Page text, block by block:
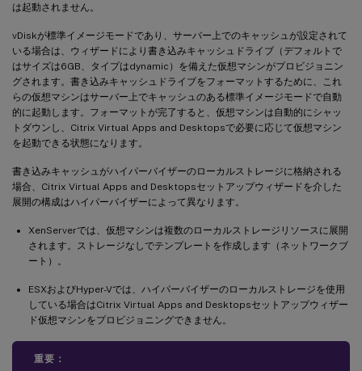
は起動されません。
vDiskが標準イメージモードであり、サーバー上でのキャッシュが設定されて
いる場合は、ウィザードにより書き込みキャッシュドライブ（デフォルトで
はサイズは6GB、タイプはdynamic）を備えた仮想マシンがプロビジョニン
グされます。書き込みキャッシュドライブをフォーマットするために、これ
らの仮想マシンはサーバー上でキャッシュのある標準イメージモードで自動
的に起動します。フォーマットが完了すると、仮想マシンは自動的にシャッ
トダウンし、Citrix Virtual Apps and Desktopsで必要に応じて仮想マシン
を起動できる状態になります。
書き込みキャッシュがハイパーバイザーのローカルストレージに格納される
場合、Citrix Virtual Apps and Desktopsセットアップウィザードを介した
展開の構成はハイパーバイザーによって異なります。
XenServerでは、仮想マシンは複数のローカルストレージリソースに展開
されます。ストレージなしでテンプレートを作成します（ネットワークブ
ート）。
ESXおよびHyper-Vでは、ハイパーバイザーのローカルストレージを使用
している場合はCitrix Virtual Apps and Desktopsセットアップウィザー
ド仮想マシンをプロビジョニングできません。
重要：